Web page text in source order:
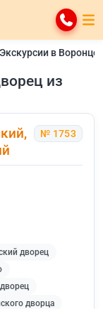
Экскурсии в
из
№ 1753
дворец
дворца